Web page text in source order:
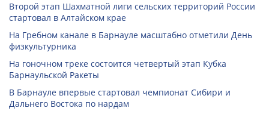
Второй этап Шахматной лиги сельских территорий России
стартовал в Алтайском крае
На Гребном канале в Барнауле масштабно отметили День
физкультурника
На гоночном треке состоится четвертый этап Кубка
Барнаульской Ракеты
В Барнауле впервые стартовал чемпионат Сибири и
Дальнего Востока по нардам